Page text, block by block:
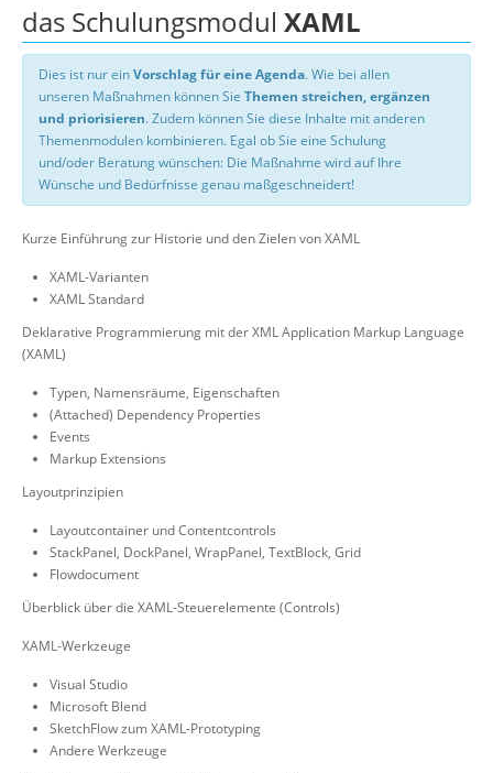
das Schulungsmodul XAML
Dies ist nur einVorschlag für eine Agenda. Wie bei allen
unseren Maßnahmen können Sie Themen streichen, ergänzen
und priorisieren. Zudem können Sie diese Inhalte mit anderen
Themenmodulen kombinieren. Egal ob Sie eine Schulung
und/oder Beratung wünschen: Die Maßnahme wird auf Ihre
Wünsche und Bedürfnisse genau maßgeschneidert!
Kurze Einführung zur Historie und den Zielen von XAML
XAML-Varianten
XAML Standard
Deklarative Programmierung mit der XML Application Markup Language
(XAML)
Typen, Namensräume, Eigenschaften
(Attached) Dependency Properties
Events
Markup Extensions
Layoutprinzipien
Layoutcontainer und Contentcontrols
StackPanel, DockPanel, WrapPanel, TextBlock, Grid
Flowdocument
Überblick über die XAML-Steuerelemente (Controls)
XAML-Werkzeuge
Visual Studio
Microsoft Blend
SketchFlow zum XAML-Prototyping
Andere Werkzeuge